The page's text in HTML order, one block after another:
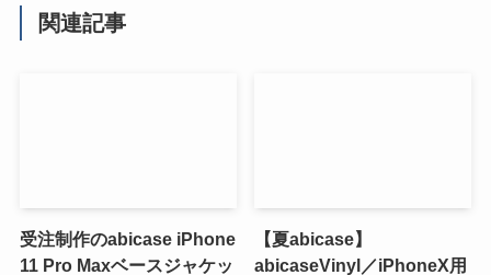
関連記事
受注制作のabicase iPhone
11 Pro Maxベースジャケッ
【夏abicase】
abicaseVinyl／iPhoneX用